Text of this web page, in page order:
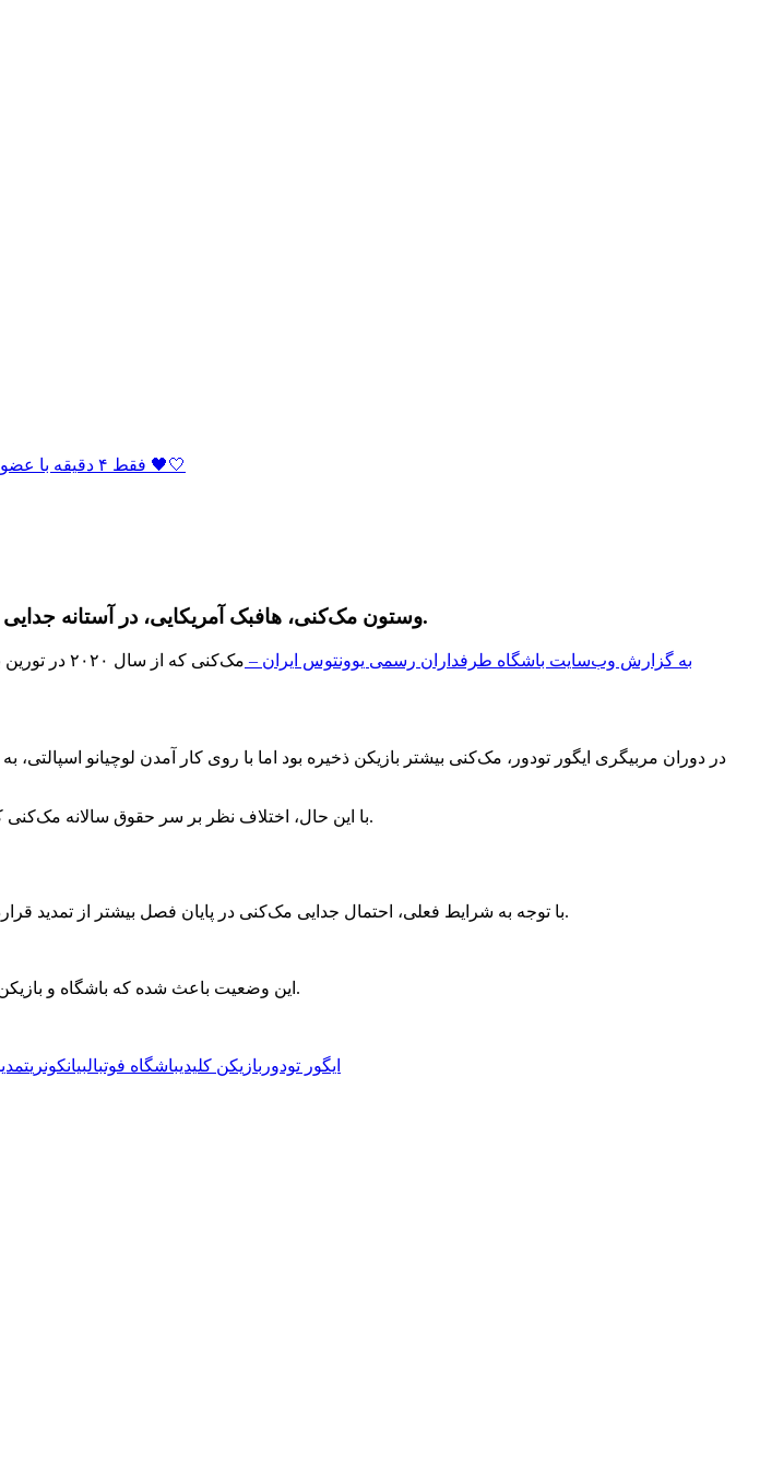
🏆 فقط ۴ دقیقه با عضویت رسمی در باشگاه یوونتوس فاصله دارید! به خانواده بیانکونری بپیوندید و بخشی از افتخار باشید 🖤🤍
وستون مک‌کنی، هافبک آمریکایی، در آستانه جدایی از بیانکونری قرار دارد و مذاکرات تمدید قراردادش با باشگاه به بن‌بست خورده است.
به گزارش وب‌سایت باشگاه طرفداران رسمی یوونتوس ایران –
مک‌کنی که
در دوران مربیگری ایگور تودور، مک‌کنی بیشتر بازیکن ذخیره بود اما با روی کار آمدن لوچیانو
با این حال، اختلاف نظر بر سر حقوق سالانه مک‌کنی که خواهان افزایش از ۳ میلیون یورو است، باعث شده باشگاه فعلاً حاضر به قبول درخواست او نباشد.
با توجه به شرایط فعلی، احتمال جدایی مک‌کنی در پایان فصل بیشتر از تمدید قرارداد است. او از فوریه می‌تواند با باشگاه‌های دیگر مذاکره کرده و حتی قرارداد پیش‌قراردادی امضا کند.
این وضعیت باعث شده که باشگاه و بازیکن در مسیر دشواری برای توافق قرار بگیرند و آینده مک‌کنی در بیانکونری همچنان نامشخص باقی بماند.
ایگور تودور بازیکن کلیدیباشگاه فوتبالبیانکونری